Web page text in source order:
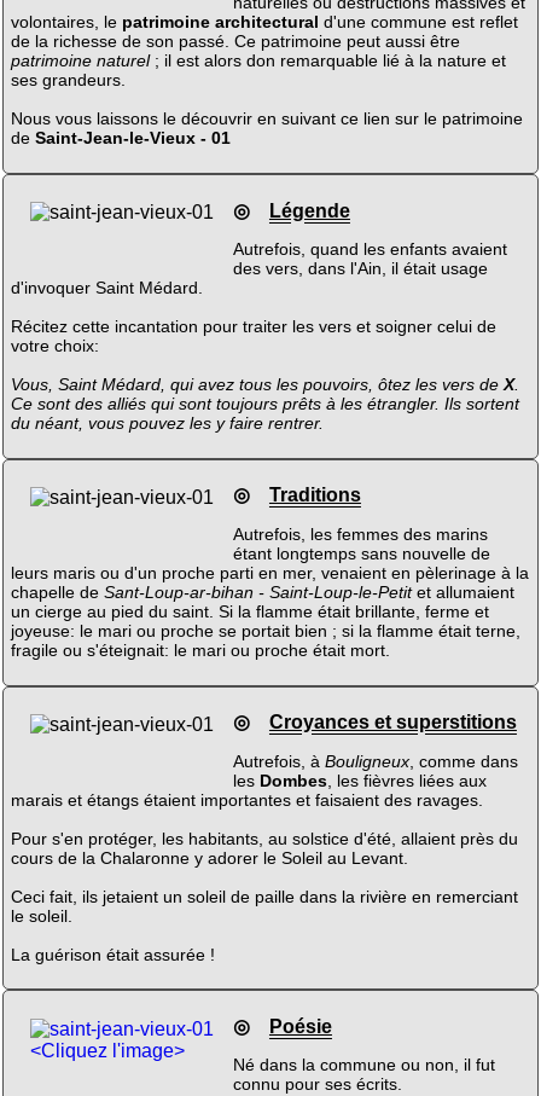
volontaires, le patrimoine architectural d'une commune est reflet
de la richesse de son passé. Ce patrimoine peut aussi être
patrimoine naturel; il est alors don remarquable lié à la nature et
ses grandeurs.
Nous vous laissons le découvrir en suivant ce lien sur le patrimoine
de Saint-Jean-le-Vieux - 01
◎ Légende
Autrefois, quand les enfants avaient
des vers, dans l'Ain, il était usage
d'invoquer Saint Médard.
Récitez cette incantation pour traiter les vers et soigner celui de
votre choix:
Vous, Saint Médard, qui avez tous les pouvoirs, ôtez les vers de X.
Ce sont des alliés qui sont toujours prêts à les étrangler. Ils sortent
du néant, vous pouvez les y faire rentrer.
◎ Traditions
Autrefois, les femmes des marins
étant longtemps sans nouvelle de
leurs maris ou d'un proche parti en mer, venaient en pèlerinage à la
chapelle de Sant-Loup-ar-bihan - Saint-Loup-le-Petitet allumaient
un cierge au pied du saint. Si la flamme était brillante, ferme et
joyeuse: le mari ou proche se portait bien ; si la flamme était terne,
fragile ou s'éteignait: le mari ou proche était mort.
◎ Croyances et superstitions
Autrefois, à Bouligneux, comme dans
les Dombes, les fièvres liées aux
marais et étangs étaient importantes et faisaient des ravages.
Pour s'en protéger, les habitants, au solstice d'été, allaient près du
cours de la Chalaronne y adorer le Soleil au Levant.
Ceci fait, ils jetaient un soleil de paille dans la rivière en remerciant
le soleil.
La guérison était assurée !
<Cliquez l'image>
◎ Poésie
Né dans la commune ou non, il fut
connu pour ses écrits.